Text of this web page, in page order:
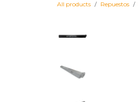
All products Repuestos